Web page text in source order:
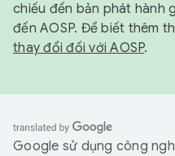
chiếu đến bản phát hành
đến AOSP. Để biết thêm
thay đổi đối với AOSP.
Google sử dụng công